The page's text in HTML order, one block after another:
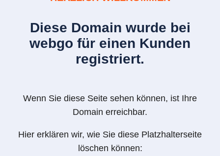
Diese Domain wurde bei
webgo für einen Kunden
registriert.
Wenn Sie diese Seite sehen können, ist Ihre
Domain erreichbar.
Hier erklären wir, wie Sie diese Platzhalterseite
löschen können: